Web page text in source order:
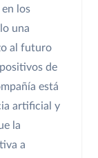
los
una
al futuro
de
está
artificial y
la
a